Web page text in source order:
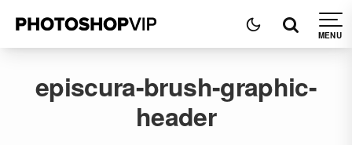
episcura-brush-graphic-
header